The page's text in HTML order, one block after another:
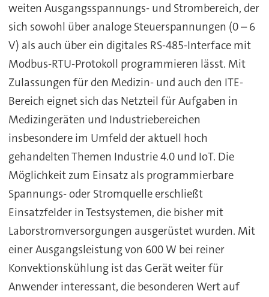
weiten Ausgangsspannungs- und Strombereich, der
sich sowohl über analoge Steuerspannungen (0 – 6
V) als auch über ein digitales RS-485-Interface mit
Modbus-RTU-Protokoll programmieren lässt. Mit
Zulassungen für den Medizin- und auch den ITE-
Bereich eignet sich das Netzteil für Aufgaben in
Medizingeräten und Industriebereichen
insbesondere im Umfeld der aktuell hoch
gehandelten Themen Industrie 4.0 und IoT. Die
Möglichkeit zum Einsatz als programmierbare
Spannungs- oder Stromquelle erschließt
Einsatzfelder in Testsystemen, die bisher mit
Laborstromversorgungen ausgerüstet wurden. Mit
einer Ausgangsleistung von 600 W bei reiner
Konvektionskühlung ist das Gerät weiter für
Anwender interessant, die besonderen Wert auf